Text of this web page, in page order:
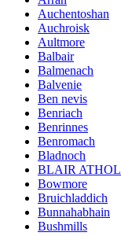
Auchentoshan
Auchroisk
Aultmore
Balbair
Balmenach
Balvenie
Ben nevis
Benriach
Benrinnes
Benromach
Bladnoch
BLAIR ATHOL
Bowmore
Bruichladdich
Bunnahabhain
Bushmills